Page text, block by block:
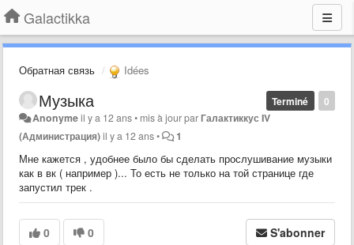
Galactikka
Обратная связь Idées
0
Terminé
Музыка
Anonymeil y a 12 ans• mis à jour parГалактиккус IV
(Администрация)il y a 12 ans• 1
Мне кажется , удобнее было бы сделать прослушивание музыки
как в вк ( например )... То есть не только на той странице где
запустил трек .
0 0 S'abonner